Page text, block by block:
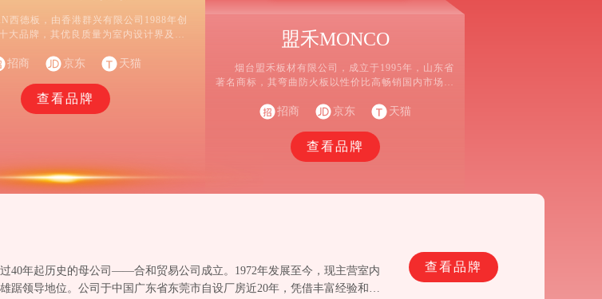
西德板，由香港群兴有限公司1988年创
大品牌，其优良质量为室内设计界及装
招商 京东 天猫
查看品牌
盟禾MONCO
烟台盟禾板材有限公司，成立于1995年，山东省
著名商标，其弯曲防火板以性价比高畅销国内市场，
产、销售的企业。
招商 京东 天猫
查看品牌
40年起历史的母公司——合和贸易公司成立。1972年发展至今，现主营室内
踞领导地位。公司于中国广东省东莞市自设厂房近20年，凭借丰富经验和创
查看品牌